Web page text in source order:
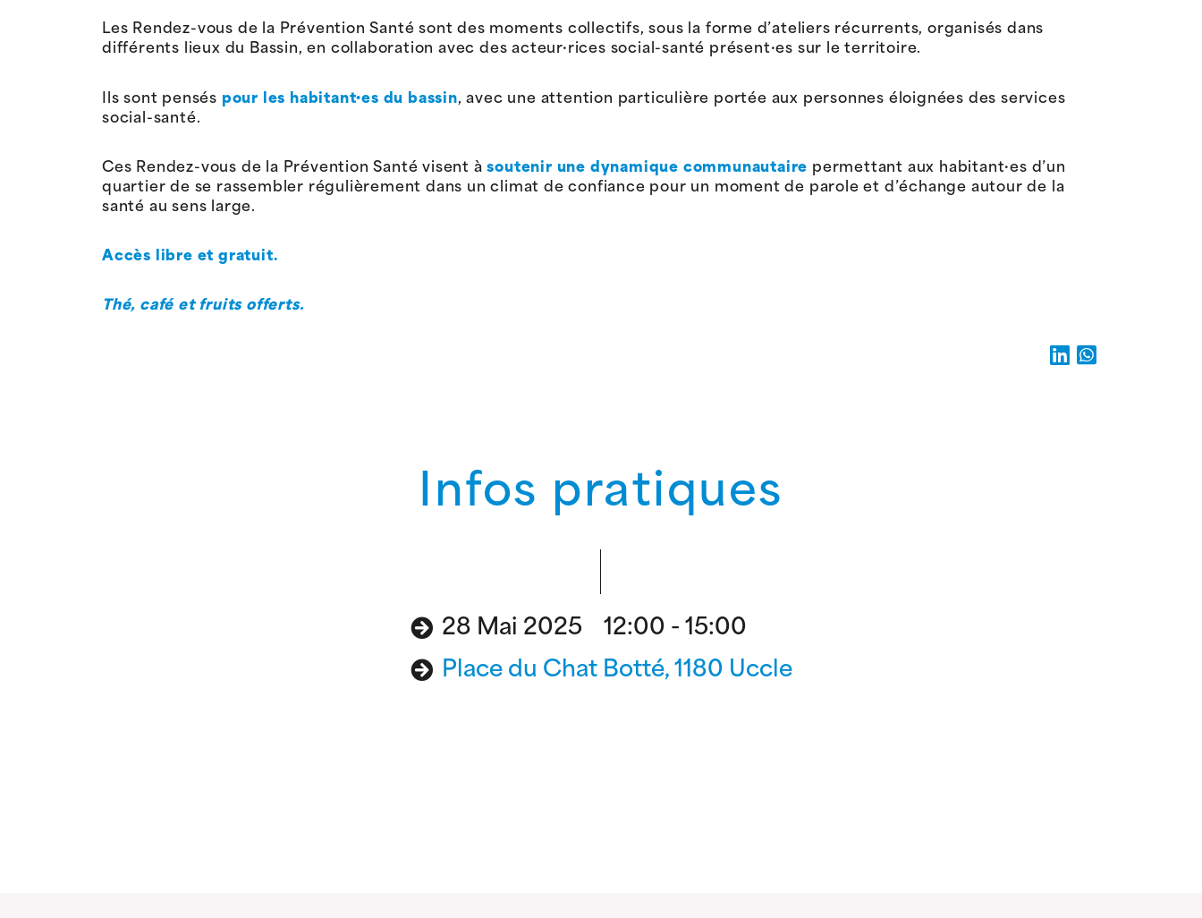
Les Rendez-vous de la Prévention Santé sont des moments collectifs, sous la forme d’ateliers récurrents, organisés dans
différents lieux du Bassin, en collaboration avec des acteur·rices social-santé présent·es sur le territoire.
Ils sont pensés pour les habitant·es du bassin, avec une attention particulière portée aux personnes éloignées des services
social-santé.
Ces Rendez-vous de la Prévention Santé visent àsoutenir une dynamique communautaire permettant aux habitant·es d’un
quartier de se rassembler régulièrement dans un climat de confiance pour un moment de parole et d’échange autour de la
santé au sens large.
Accès libre et gratuit.
Thé, café et fruits offerts.
Infos pratiques
28 Mai 2025 12:00 - 15:00
Place du Chat Botté, 1180 Uccle